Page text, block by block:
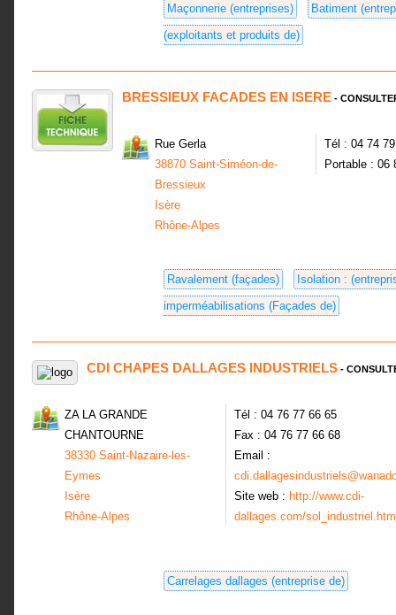
Maçonnerie (entreprises)
Batiment
(exploitants et produits de)
BRESSIEUX FACADES EN ISERE -
Rue Gerla
38870 Saint-Siméon-de-
Bressieux
Isère
Rhône-Alpes
Tél : 04 74
Portable : 06
Ravalement (façades)
Isolation :
imperméabilisations (Façades de)
CDI CHAPES DALLAGES INDUSTRIELS -
ZA LA GRANDE
CHANTOURNE
38330 Saint-Nazaire-les-
Eymes
Isère
Rhône-Alpes
Tél : 04 76 77 66 65
Fax : 04 76 77 66 68
Email :
Site web : http://www.cdi-
dallages.com/
Carrelages dallages (entreprise de)